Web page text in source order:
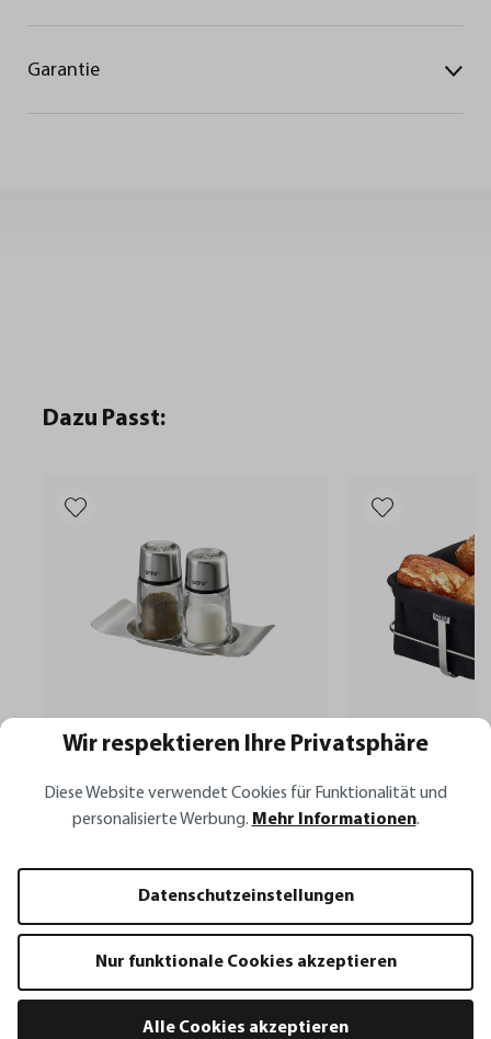
Garantie
Dazu Passt:
Salz- und Pfefferstreuer Set
BRUNCH
In den Warenkorb
Brotkorb BRUNCH,
In den
Wir respektieren Ihre Privatsphäre
Diese Website verwendet Cookies für Funktionalität und
personalisierte Werbung. Mehr Informationen.
Datenschutzeinstellungen
Nur funktionale Cookies akzeptieren
Alle Cookies akzeptieren